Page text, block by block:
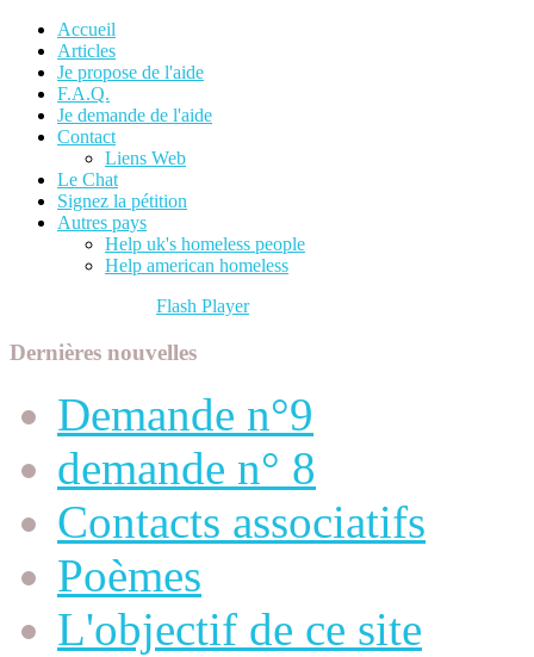
Accueil
Articles
Je propose de l'aide
F.A.Q.
Je demande de l'aide
Contact
Liens Web
Le Chat
Signez la pétition
Autres pays
Help uk's homeless people
Help american homeless
Flash Playerto view content.
Dernières nouvelles
Demande n°9
demande n° 8
Contacts associatifs
Poèmes
L'objectif de ce site